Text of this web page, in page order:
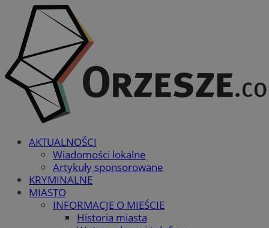
AKTUALNOŚCI
Wiadomości lokalne
Artykuły sponsorowane
KRYMINALNE
MIASTO
INFORMACJE O MIEŚCIE
Historia miasta